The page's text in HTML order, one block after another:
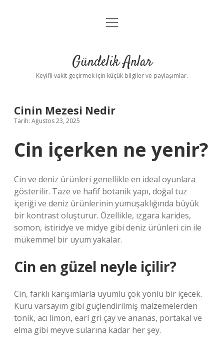
Anasayfa
Yasal Uyarı
menüyü
Gündelik Anlar
Keyifli vakit geçirmek için küçük bilgiler ve paylaşımlar.
Cinin Mezesi Nedir
Tarih: Ağustos 23, 2025
Cin içerken ne yenir?
Cin ve deniz ürünleri genellikle en ideal oyunlara
gösterilir. Taze ve hafif botanik yapı, doğal tuz
içeriği ve deniz ürünlerinin yumuşaklığında büyük
bir kontrast oluşturur. Özellikle, ızgara karides,
somon, istiridye ve midye gibi deniz ürünleri cin ile
mükemmel bir uyum yakalar.
Cin en güzel neyle içilir?
Cin, farklı karışımlarla uyumlu çok yönlü bir içecek.
Kuru varsayım gibi güçlendirilmiş malzemelerden
tonik, acı limon, earl gri çay ve ananas, portakal ve
elma gibi meyve sularına kadar her şey.